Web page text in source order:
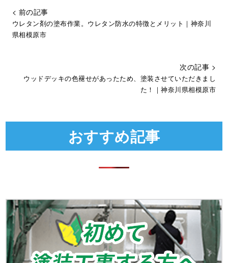
< 前の記事
ウレタン剤の塗布作業。ウレタン防水の特徴とメリット｜神奈川
県相模原市
次の記事 >
ウッドデッキの色褪せがあったため、塗装させていただきまし
た！｜神奈川県相模原市
おすすめ記事